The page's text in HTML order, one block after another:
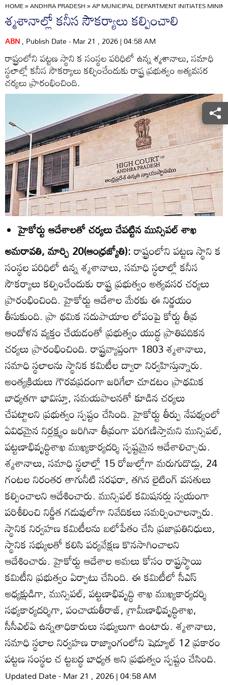
HOME»ANDHRA PRADESH»AP MUNICIPAL DEPARTMENT INITIATES
శ్మశానాల్లో కనీస సౌకర్యాలు కల్పించాలి
ABN, Publish Date - Mar 21 , 2026 | 04:58 AM
రాష్ట్రంలోని పట్టణ స్థాని క సంస్థల పరిధిలో ఉన్న శ్మశానాలు, సమాధి
స్థలాల్లో కనీస సౌకర్యాలు కల్పించేందుకు రాష్ట్ర ప్రభుత్వం అత్యవసర
చర్యలు ప్రారంభించింది.
హైకోర్టు ఆదేశాలతో చర్యలు చేపట్టిన మున్సిపల్‌ శాఖ
అమరావతి, మార్చి 20(ఆంధ్రజ్యోతి):రాష్ట్రంలోని పట్టణ స్థాని క
సంస్థల పరిధిలో ఉన్న శ్మశానాలు, సమాధి స్థలాల్లో కనీస
సౌకర్యాలు కల్పించేందుకు రాష్ట్ర ప్రభుత్వం అత్యవసర చర్యలు
ప్రారంభించింది. హైకోర్టు ఆదేశాల మేరకు ఈ నిర్ణయం
తీసుకుంది. ప్రా థమిక సదుపాయాల లోపంపై కోర్టు తీవ్ర
ఆందోళన వ్యక్తం చేయడంతో ప్రభుత్వం యుద్ధ ప్రాతిపదికన
చర్యలు ప్రారంభించింది. రాష్ట్రవ్యాప్తంగా 1803 శ్మశానాలు,
సమాధి స్థలాలను స్థానిక కమిటీల ద్వారా నిర్వహిస్తున్నారు.
అంత్యక్రియలు గౌరవప్రదంగా జరిగేలా చూడటం ప్రాథమిక
బాధ్యతగా భావిస్తూ, సమయపాలనతో కూడిన చర్యలు
చేపట్టాలని ప్రభుత్వం స్పష్టం చేసింది. హైకోర్టు తీర్పు నేపథ్యంలో
ఏవిధమైన నిర్లక్ష్యం జరిగినా తీవ్రంగా పరిగణిస్తామని మున్సిపల్‌,
పట్టణాభివృద్ధిశాఖ ముఖ్యకార్యదర్శి స్పష్టమైన ఆదేశాలిచ్చారు.
శ్మశానాలు, సమాధి స్థలాల్లో 15 రోజుల్లోగా మరుగుదొడ్లు, 24
గంటల నిరంతర తాగునీటి సరఫరా, తగిన లైటింగ్‌ వసతులు
కల్పించాలని ఆదేశించారు. మున్సిపల్‌ కమిషనర్లు స్వయంగా
పరిశీలించి నిర్ణీత గడువులోగా నివేదికలు సమర్పించాలన్నారు.
స్థానిక నిర్వహణ కమిటీలను బలోపేతం చేసి ప్రజాప్రతినిధులు,
స్థానిక సభ్యులతో కలిసి పర్యవేక్షణ కొనసాగించాలని
ఆదేశించారు. హైకోర్టు ఆదేశాల అమలు కోసం రాష్ట్రస్థాయి
కమిటీని ప్రభుత్వం ఏర్పాటు చేసింది. ఈ కమిటీలో సీఎస్‌
అధ్యక్షుడిగా, మున్సిపల్‌, పట్టణాభివృద్ధి శాఖ ముఖ్యకార్యదర్శి
సభ్యకార్యదర్శిగా, పంచాయతీరాజ్‌, గ్రామీణాభివృద్ధిశాఖ,
సీసీఎల్‌ఏ ఉన్నతాధికారులు సభ్యులుగా ఉంటారు. శ్మశానాలు,
సమాధి స్థలాల నిర్వహణ రాజ్యాంగంలోని షెడ్యూల్‌ 12 ప్రకారం
పట్టణ సంస్థల చ ట్టబద్ధ బాధ్యత అని ప్రభుత్వం స్పష్టం చేసింది.
Updated Date - Mar 21 , 2026 | 04:58 AM